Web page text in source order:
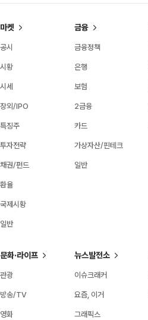
마켓
공시
시황
시세
장외/IPO
특징주
투자전략
채권/펀드
환율
국제시황
일반
금융
금융정책
은행
보험
2금융
카드
가상자산/핀테크
일반
문화·라이프
관광
방송/TV
영화
뉴스발전소
이슈크래커
요즘, 이거
그래픽스